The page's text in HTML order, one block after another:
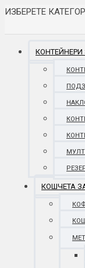
ИЗБЕРЕТЕ
КОШЧЕТА